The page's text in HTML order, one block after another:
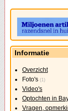
Informatie
Overzicht
Foto's (1)
Video's
Optochten in
Vragen,